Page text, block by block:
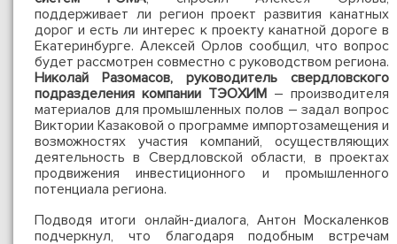
поддерживает ли регион проект развития канатных
дорог и есть ли интерес к проекту канатной дороге в
Екатеринбурге. Алексей Орлов сообщил, что вопрос
будет рассмотрен совместно с руководством региона.
Николай Разомасов, руководитель свердловского
подразделения компании ТЭОХИМ – производителя
материалов для промышленных полов – задал вопрос
Виктории Казаковой о программе импортозамещения и
возможностях участия компаний, осуществляющих
деятельность в Свердловской области, в проектах
продвижения инвестиционного и промышленного
потенциала региона.
Подводя итоги онлайн-диалога, Антон Москаленков
подчеркнул, что благодаря подобным встречам